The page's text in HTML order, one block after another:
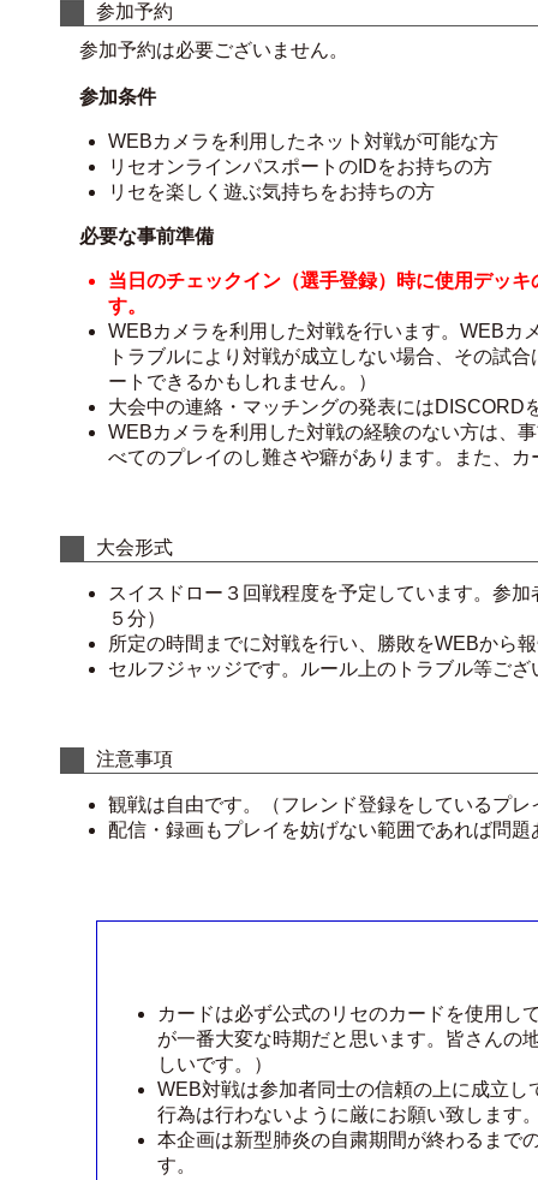
参加予約
参加予約は必要ございません。
参加条件
WEBカメラを利用したネット対戦が可能な方
リセオンラインパスポートのIDをお持ちの方
リセを楽しく遊ぶ気持ちをお持ちの方
必要な事前準備
当日のチェックイン（選手登録）時に使用デッ
す。
WEBカメラを利用した対戦を行います。WEBカ
トラブルにより対戦が成立しない場合、その試
ートできるかもしれません。）
大会中の連絡・マッチングの発表にはDISCORD
WEBカメラを利用した対戦の経験のない方は、
べてのプレイのし難さや癖があります。また、
大会形式
スイスドロー３回戦程度を予定しています。参
５分）
所定の時間までに対戦を行い、勝敗をWEBから
セルフジャッジです。ルール上のトラブル等ご
注意事項
観戦は自由です。（フレンド登録をしているプ
配信・録画もプレイを妨げない範囲であれば問
カードは必ず公式のリセのカードを使用し
が一番大変な時期だと思います。皆さんの
しいです。）
WEB対戦は参加者同士の信頼の上に成立
行為は行わないように厳にお願い致します
本企画は新型肺炎の自粛期間が終わるまで
す。